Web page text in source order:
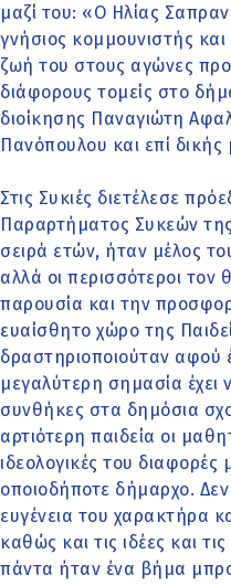
μαζί του: «Ο Ηλίας
γνήσιος κομμουνιστής και
ζωή του στους αγώνες
διάφορους τομείς στο
διοίκησης Παναγιώτη
Πανόπουλου και επί
Στις Συκιές διετέλεσε
Παραρτήματος Συκεών
σειρά ετών, ήταν μέλος
αλλά οι περισσότεροι
παρουσία και την
ευαίσθητο χώρο της
δραστηριοποιούταν αφού
μεγαλύτερη σημασία έχει
συνθήκες στα δημόσια
αρτιότερη παιδεία οι
ιδεολογικές του διαφορές
οποιοδήποτε δήμαρχο.
ευγένεια του χαρακτήρα
καθώς και τις ιδέες και
πάντα ήταν ένα βήμα